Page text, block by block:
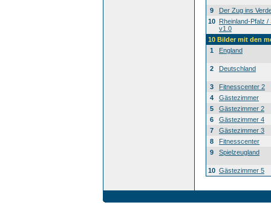
9
Der Zug ins
10 Rheinland-Pfalz /
v1.0
10 Bilder mit den
1
England
2 Deutschland
3
Fitnesscenter 2
4
Gästezimmer
5
Gästezimmer 2
6
Gästezimmer 4
7
Gästezimmer 3
8
Fitnesscenter
9
Spielzeugland
10 Gästezimmer 5